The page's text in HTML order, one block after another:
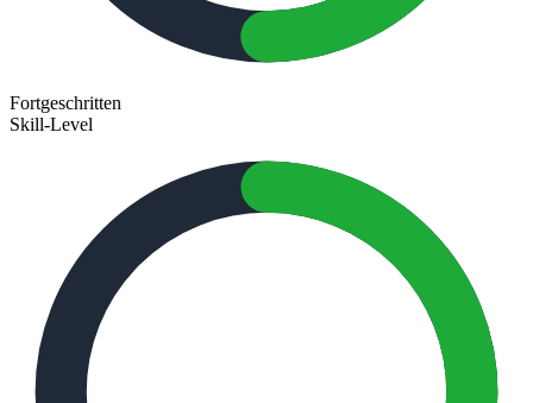
Fortgeschritten
Skill-Level